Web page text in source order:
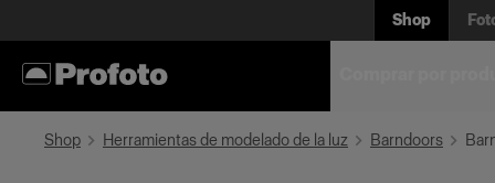
Shop
Shop Herramientas de modelado de la luz Barndoors